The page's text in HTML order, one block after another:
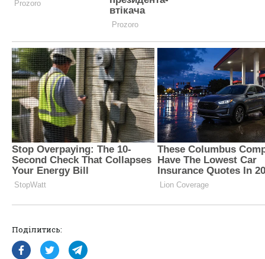
Поділитись: